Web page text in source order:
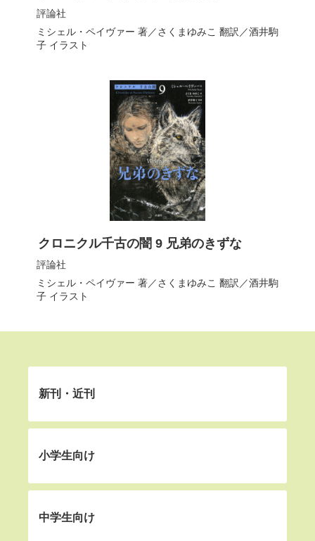
評論社
ミシェル・ペイヴァー 著／さくまゆみこ 翻訳／酒井駒
子イラスト
クロニクル千古の闇 9 兄弟のきずな
評論社
ミシェル・ペイヴァー 著／さくまゆみこ 翻訳／酒井駒
子イラスト
新刊・近刊
小学生向け
中学生向け